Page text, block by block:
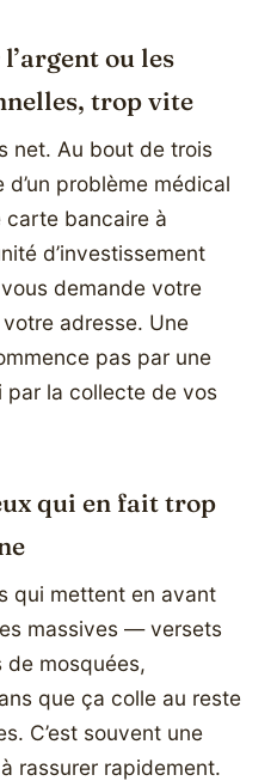
ou les
trop vite
net. Au bout de trois
problème médical
carte bancaire à
d’investissement
demande votre
adresse. Une
pas par une
par la collecte de vos
qui en fait trop
qui mettent en avant
massives — versets
de mosquées,
que ça colle au reste
C’est souvent une
rassurer rapidement.